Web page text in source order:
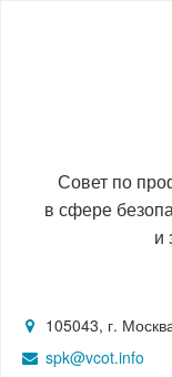
Совет по
в сфере
и
105043, г.
spk@vcot.info